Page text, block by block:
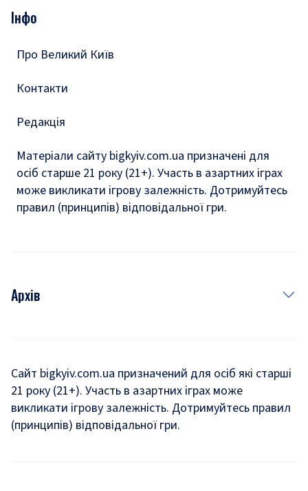
Подкасти
Тести
Інфо
Про Великий Київ
Контакти
Редакція
Матеріали сайту bigkyiv.com.ua призначені для
осіб старше 21 року (21+). Участь в азартних іграх
може викликати ігрову залежність. Дотримуйтесь
правил (принципів) відповідальної гри.
Архів
Комуналка
Хроніки війни
Сайт bigkyiv.com.ua призначений для осіб які старші
21 року (21+). Участь в азартних іграх може
викликати ігрову залежність. Дотримуйтесь правил
(принципів) відповідальної гри.